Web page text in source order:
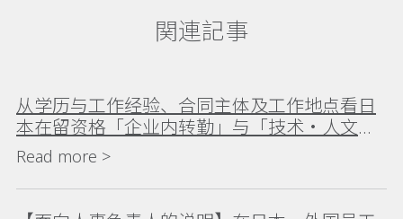
関連記事
从学历与工作经验、合同主体及工作地点看日
本在留资格「企业内转勤」与「技术・人文知
识・国际业务」的区别
Read more >